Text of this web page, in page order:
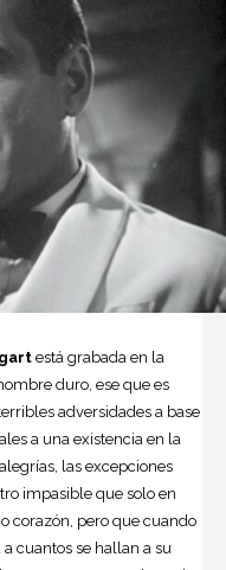
está grabada en la
duro, ese que es
adversidades a base
a una existencia en la
las excepciones
impasible que solo en
corazón, pero que cuando
cuantos se hallan a su